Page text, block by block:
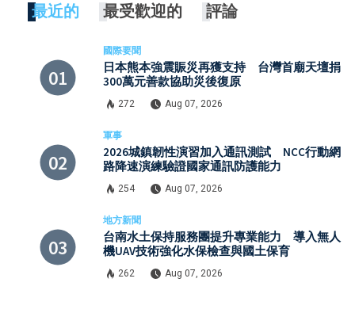
最近的 最受歡迎的 評論
國際要聞
日本熊本強震賑災再獲支持 台灣首廟天壇捐
300萬元善款協助災後復原
272 Aug 07, 2026
軍事
2026城鎮韌性演習加入通訊測試 NCC行動網
路降速演練驗證國家通訊防護能力
254 Aug 07, 2026
地方新聞
台南水土保持服務團提升專業能力 導入無人
機UAV技術強化水保檢查與國土保育
262 Aug 07, 2026